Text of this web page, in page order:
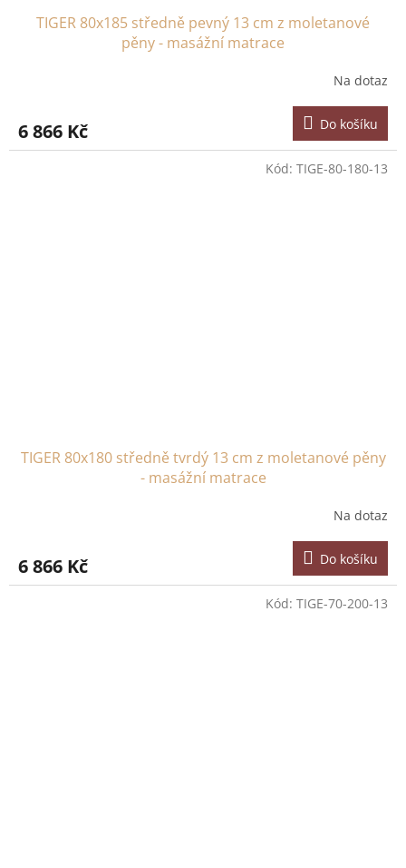
TIGER 80x185 středně pevný 13 cm z moletanové
pěny - masážní matrace
Na dotaz
6 866 Kč Do košíku
TIGER 80x180 středně tvrdý 13 cm z moletanové pěny
- masážní matrace
Na dotaz
6 866 Kč Do košíku
Kód: TIGE-80-180-13
Kód: TIGE-70-200-13